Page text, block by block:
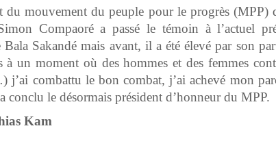
du mouvement du peuple pour le progrès (MPP)
Compaoré a passé le témoin à l’actuel
Bala Sakandé mais avant, il a été élevé par son
à un moment où des hommes et des femmes
combattu le bon combat, j’ai achevé mon
conclu le désormais président d’honneur du MPP.
Kam